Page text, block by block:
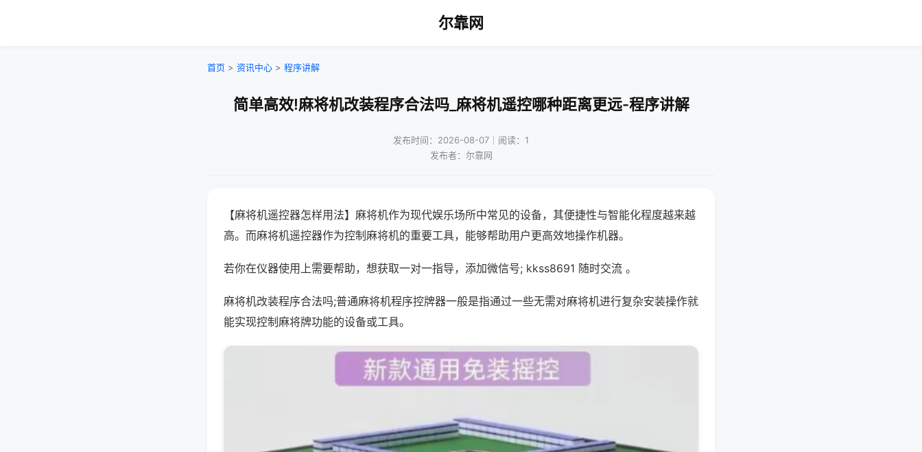
尔靠网
首页 > 资讯中心 > 程序讲解
简单高效!麻将机改装程序合法吗_麻将机遥控哪种距离更远-程序讲解
发布时间：2026-08-07｜阅读：1
发布者：尔靠网
【麻将机遥控器怎样用法】麻将机作为现代娱乐场所中常见的设备，其便捷性与智能化程度越来越
高。而麻将机遥控器作为控制麻将机的重要工具，能够帮助用户更高效地操作机器。
若你在仪器使用上需要帮助，想获取一对一指导，添加微信号; kkss8691 随时交流 。
麻将机改装程序合法吗;普通麻将机程序控牌器一般是指通过一些无需对麻将机进行复杂安装操作就
能实现控制麻将牌功能的设备或工具。